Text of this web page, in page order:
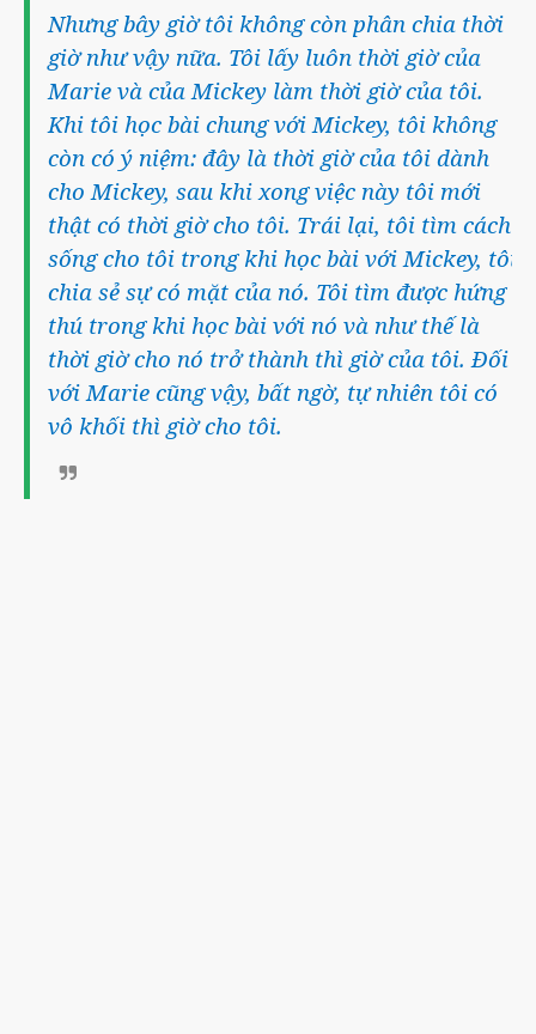
Nhưng bây giờ tôi không còn phân chia thời
giờ như vậy nữa. Tôi lấy luôn thời giờ của
Marie và của Mickey làm thời giờ của tôi.
Khi tôi học bài chung với Mickey, tôi không
còn có ý niệm: đây là thời giờ của tôi dành
cho Mickey, sau khi xong việc này tôi mới
thật có thời giờ cho tôi. Trái lại, tôi tìm cách
sống cho tôi trong khi học bài với Mickey, tôi
chia sẻ sự có mặt của nó. Tôi tìm được hứng
thú trong khi học bài với nó và như thế là
thời giờ cho nó trở thành thì giờ của tôi. Đối
với Marie cũng vậy, bất ngờ, tự nhiên tôi có
vô khối thì giờ cho tôi.